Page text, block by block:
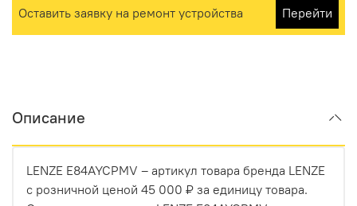
Оставить заявку на ремонт устройства Перейти
Описание
LENZE E84AYCPMV – артикул товара бренда LENZE
с розничной ценой 45 000 ₽ за единицу товара.